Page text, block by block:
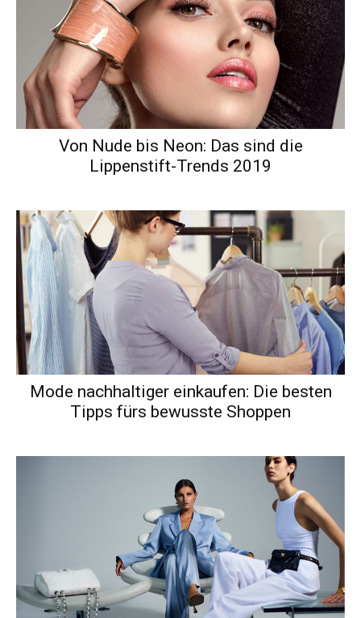
Von Nude bis Neon: Das sind die
Lippenstift-Trends 2019
Mode nachhaltiger einkaufen: Die besten
Tipps fürs bewusste Shoppen